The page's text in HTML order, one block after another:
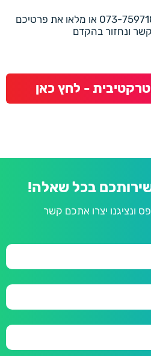
התקשרו אלינו למספר 073-7597187 או מלאו את פרטיכם
ונחזור בהקדם
- לחץ כאן
בכל שאלה!
ונציגנו יצרו אתכם קשר